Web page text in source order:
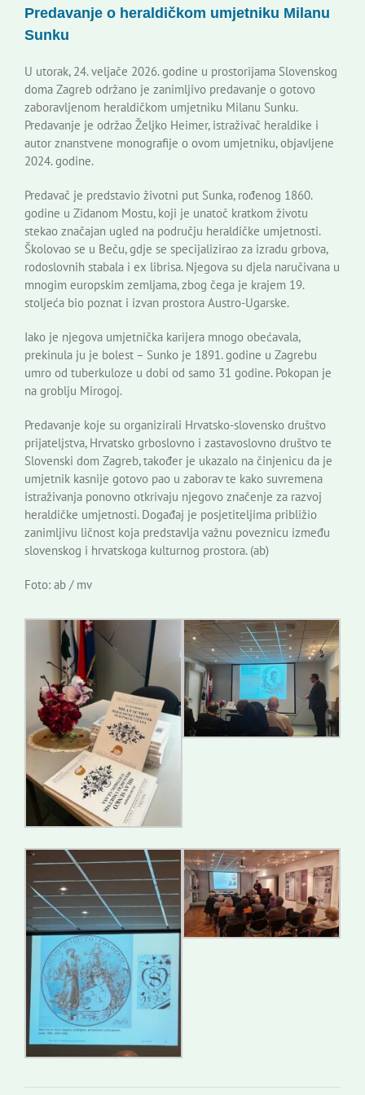
Korisne informacije
Predavanje o heraldičkom umjetniku Milanu
Sunku
U utorak, 24. veljače 2026. godine u prostorijama Slovenskog
doma Zagreb održano je zanimljivo predavanje o gotovo
zaboravljenom heraldičkom umjetniku Milanu Sunku.
Predavanje je održao Željko Heimer, istraživač heraldike i
autor znanstvene monografije o ovom umjetniku, objavljene
2024. godine.
Predavač je predstavio životni put Sunka, rođenog 1860.
godine u Zidanom Mostu, koji je unatoč kratkom životu
stekao značajan ugled na području heraldičke umjetnosti.
Školovao se u Beču, gdje se specijalizirao za izradu grbova,
rodoslovnih stabala i ex librisa. Njegova su djela naručivana u
mnogim europskim zemljama, zbog čega je krajem 19.
stoljeća bio poznat i izvan prostora Austro-Ugarske.
Iako je njegova umjetnička karijera mnogo obećavala,
prekinula ju je bolest – Sunko je 1891. godine u Zagrebu
umro od tuberkuloze u dobi od samo 31 godine. Pokopan je
na groblju Mirogoj.
Predavanje koje su organizirali Hrvatsko-slovensko društvo
prijateljstva, Hrvatsko grboslovno i zastavoslovno društvo te
Slovenski dom Zagreb, također je ukazalo na činjenicu da je
umjetnik kasnije gotovo pao u zaborav te kako suvremena
istraživanja ponovno otkrivaju njegovo značenje za razvoj
heraldičke umjetnosti. Događaj je posjetiteljima približio
zanimljivu ličnost koja predstavlja važnu poveznicu između
slovenskog i hrvatskoga kulturnog prostora. (ab)
Foto: ab / mv